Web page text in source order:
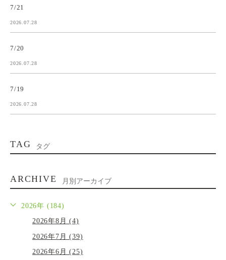
7/21
2026.07.28
7/20
2026.07.28
7/19
2026.07.28
TAG タグ
ARCHIVE 月別アーカイブ
2026年 (184)
2026年8月 (4)
2026年7月 (39)
2026年6月 (25)